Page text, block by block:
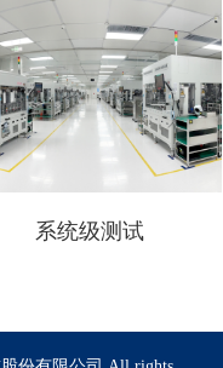
系统级测试